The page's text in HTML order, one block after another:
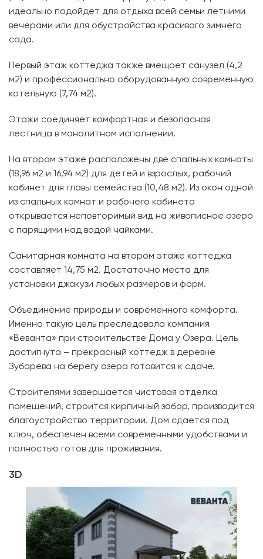
идеально подойдет для отдыха всей семьи летними
вечерами или для обустройства красивого зимнего
сада.
Первый этаж коттеджа также вмещает санузел (4,2
м2) и профессионально оборудованную современную
котельную (7,74 м2).
Этажи соединяет комфортная и безопасная
лестница в монолитном исполнении.
На втором этаже расположены две спальных комнаты
(18,96 м2 и 16,94 м2) для детей и взрослых, рабочий
кабинет для главы семейства (10,48 м2). Из окон одной
из спальных комнат и рабочего кабинета
открывается неповторимый вид на живописное озеро
с парящими над водой чайками.
Санитарная комната на втором этаже коттеджа
составляет 14,75 м2. Достаточно места для
установки джакузи любых размеров и форм.
Объединение природы и современного комфорта.
Именно такую цель преследовала компания
«Веванта» при строительстве Дома у Озера. Цель
достигнута – прекрасный коттедж в деревне
Зубарева на берегу озера готовится к сдаче.
Строителями завершается чистовая отделка
помещений, строится кирпичный забор, производится
благоустройство территории. Дом сдается под
ключ, обеспечен всеми современными удобствами и
полностью готов для проживания.
3D